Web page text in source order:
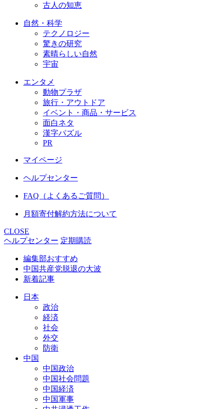
古人の知恵
自然・科学
テクノロジー
驚きの研究
素晴らしい自然
宇宙
エンタメ
動物プラザ
旅行・アウトドア
イベント・商品・サービス
面白ネタ
漢字パズル
PR
マイページ
ヘルプセンター
FAQ（よくあるご質問）
月額寄付解約方法について
CLOSE
ヘルプセンター 定期購読
編集部おすすめ
中国共産党脱退の大波
新着記事
日本
政治
経済
社会
外交
防衛
中国
中国政治
中国社会問題
中国経済
中国軍事